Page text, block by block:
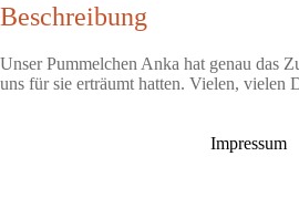
Beschreibung
Unser Pummelchen Anka hat genau das
uns für sie erträumt hatten. Vielen, vielen
Impressum